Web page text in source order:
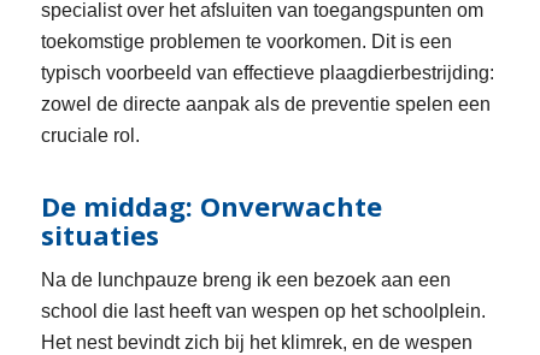
specialist over het afsluiten van toegangspunten om
toekomstige problemen te voorkomen. Dit is een
typisch voorbeeld van effectieve plaagdierbestrijding:
zowel de directe aanpak als de preventie spelen een
cruciale rol.
De middag: Onverwachte
situaties
Na de lunchpauze breng ik een bezoek aan een
school die last heeft van wespen op het schoolplein.
Het nest bevindt zich bij het klimrek, en de wespen